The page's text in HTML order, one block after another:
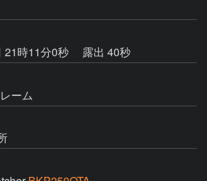
21時11分0秒
露出 40秒
ーム